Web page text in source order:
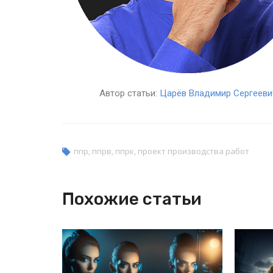
Автор статьи: Царёв Владимир
ппр ппрв ппрк проект производства работ
Похожие статьи